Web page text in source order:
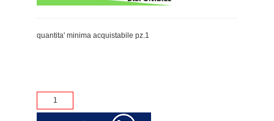
quantita' minima acquistabile pz.1